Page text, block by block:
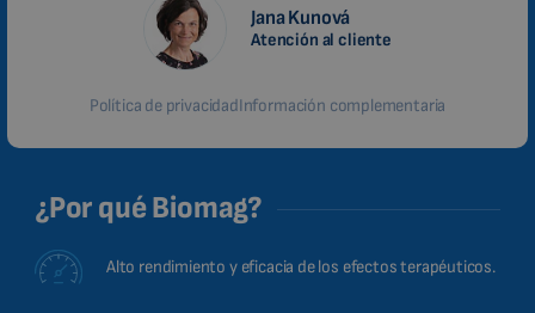
Jana Kunová
Atención al cliente
Política de privacidadInformación complementaria
¿Por qué Biomag?
Alto rendimiento y eficacia de los efectos terapéuticos.